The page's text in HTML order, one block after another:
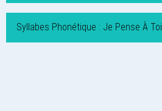
Syllabes Phonétique : Je Pense À Toi